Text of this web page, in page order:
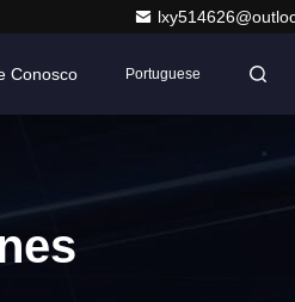
Conosco Portuguese